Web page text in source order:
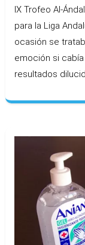
IX Trofeo Al-
para la Liga
ocasión se
emoción si
resultados